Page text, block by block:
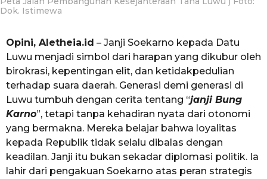
Dok. Istimewa
Opini, Aletheia.id – Janji Soekarno kepada Datu
Luwu menjadi simbol dari harapan yang dikubur oleh
birokrasi, kepentingan elit, dan ketidakpedulian
terhadap suara daerah. Generasi demi generasi di
Luwu tumbuh dengan cerita tentang “janji Bung
Karno”, tetapi tanpa kehadiran nyata dari otonomi
yang bermakna. Mereka belajar bahwa loyalitas
kepada Republik tidak selalu dibalas dengan
keadilan. Janji itu bukan sekadar diplomasi politik. Ia
lahir dari pengakuan Soekarno atas peran strategis